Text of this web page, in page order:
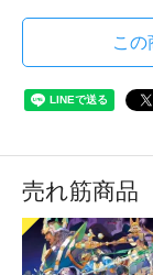
この
売れ筋商品